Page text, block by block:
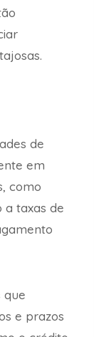
de
em
como
a taxas de
que
e prazos